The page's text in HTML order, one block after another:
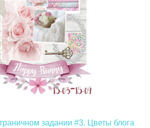
задании #3. Цветы блога